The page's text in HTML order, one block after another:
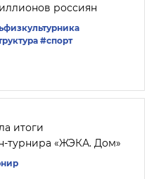
россиян
#спорт
итоги
турнира «ЖЭКА. Дом»